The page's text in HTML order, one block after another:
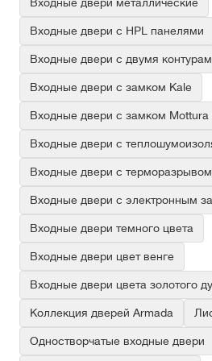
Входные двери с HPL панелями
Входные двери с двумя
Входные двери с замком Kale
Входные двери с замком Mottura
Входные двери с
Входные двери с терморазрывом
Входные двери с электронным
Входные двери темного цвета
Входные двери цвет венге
Входные двери цвета золотого
Коллекция дверей Armada
Одностворчатые входные двери